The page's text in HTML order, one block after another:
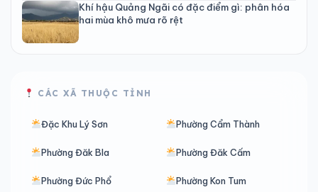
Khí hậu Quảng Ngãi có đặc điểm gì: phân hóa
hai mùa khô mưa rõ rệt
CÁC XÃ THUỘC TỈNH
Đặc Khu Lý Sơn Phường Cẩm Thành
Phường Đăk Bla Phường Đăk Cấm
Phường Đức Phổ Phường Kon Tum